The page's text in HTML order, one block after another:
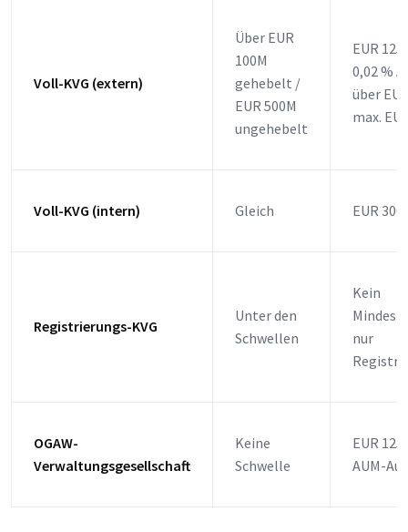
Voll-KVG (extern)
Über EUR
100M
gehebelt /
EUR 500M
ungehebelt
EUR
0,02 %
über
max.
Voll-KVG (intern) Gleich EUR
Registrierungs-KVG
Unter den
Schwellen
Kein
nur
OGAW-
Verwaltungsgesellschaft
Keine
Schwelle
EUR
AUM-